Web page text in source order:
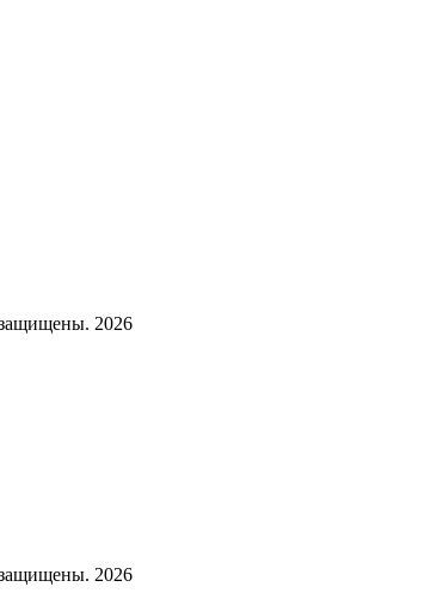
2026
2026